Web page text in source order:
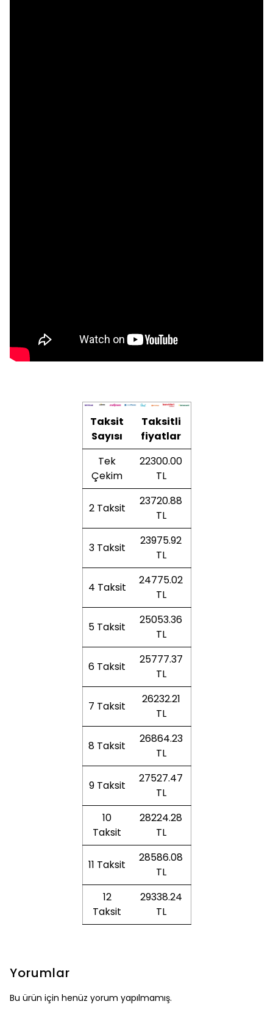
Taksit
Sayısı
Taksitli
fiyatlar
Tek
Çekim
22300.00
TL
2 Taksit
23720.88
TL
3 Taksit
23975.92
TL
4 Taksit
24775.02
TL
5 Taksit
25053.36
TL
6 Taksit
25777.37
TL
7 Taksit
26232.21
TL
8 Taksit
26864.23
TL
9 Taksit
27527.47
TL
10
Taksit
28224.28
TL
11 Taksit
28586.08
TL
12
Taksit
29338.24
TL
Yorumlar
Bu ürün için henüz yorum yapılmamış.